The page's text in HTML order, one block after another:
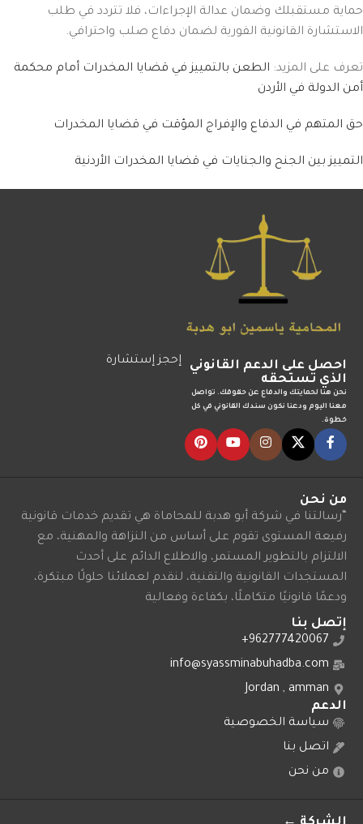
حماية مستقبلك وضمان عدالة الإجراءات، فلا تتردد في طلب
الاستشارة القانونية الفورية لضمان دفاع صلب واحترافي.
تعرف على المزيد: الطعن بالتمييز في قضايا المخدرات أمام محكمة
أمن الدولة في الأردن
حق المتهم في الدفاع والإفراج المؤقت في قضايا المخدرات
التمييز بين الجنح والجنايات في قضايا المخدرات الأردنية
احصل على الدعم القانوني
الذي تستحقه
نحن هنا لحمايتك والدفاع عن حقوقك. تواصل
معنا اليوم ودعنا نكون سندك القانوني في كل
خطوة.
إحجز إستشارة
من نحن
“رسالتنا في شركة أبو هدبة للمحاماة هي تقديم خدمات قانونية
رفيعة المستوى تقوم على أساس من النزاهة والمهنية، مع
الالتزام بالتطوير المستمر، والاطلاع الدائم على أحدث
المستجدات القانونية والتقنية، لنقدم لعملائنا حلولًا مبتكرة،
ودعمًا قانونيًا متكاملًا، بكفاءة وفعالية
إتصل بنا
962777420067+
info@syassminabuhadba.com
Jordan , amman
الدعم
سياسة الخصوصية
اتصل بنا
من نحن